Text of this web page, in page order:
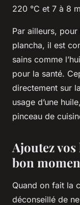
220 °C et 7 à 8
Par ailleurs,
plancha, il est
sains comme
pour la santé.
directement sur
usage d’une
pinceau de
Ajoutez
bon
Quand on fait la
déconseillé de